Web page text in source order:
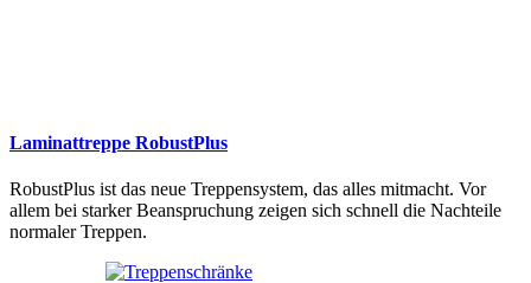
Laminattreppe RobustPlus
RobustPlus ist das neue Treppensystem, das alles mitmacht. Vor
allem bei starker Beanspruchung zeigen sich schnell die Nachteile
normaler Treppen.